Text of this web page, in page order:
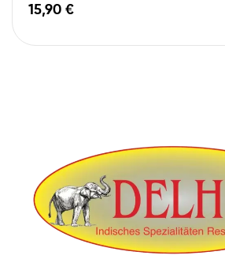
15,90 €